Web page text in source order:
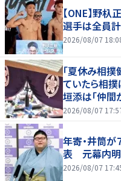
【ONE】野杁
選手は全員計
2026/08/07
「夏休み相
ていたら相
垣添は「仲間
2026/08/07
年寄・井筒
表 元幕内
2026/08/07